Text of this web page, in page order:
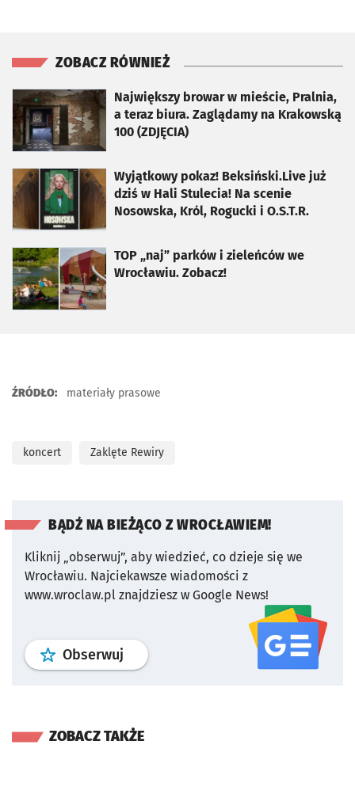
ZOBACZ RÓWNIEŻ
Największy browar w mieście, Pralnia,
a teraz biura. Zaglądamy na Krakowską
100 (ZDJĘCIA)
otworzy się w nowej karcie
Wyjątkowy pokaz! Beksiński.Live już
dziś w Hali Stulecia! Na scenie
Nosowska, Król, Rogucki i O.S.T.R.
otworzy się w nowej karcie
TOP „naj” parków i zieleńców we
Wrocławiu. Zobacz!
otworzy się w nowej karcie
ŹRÓDŁO: materiały prasowe
koncert Zaklęte Rewiry
BĄDŹ NA BIEŻĄCO Z WROCŁAWIEM!
Kliknij „obserwuj”, aby wiedzieć, co dzieje się we
Wrocławiu. Najciekawsze wiadomości z
www.wroclaw.pl znajdziesz w Google News!
Obserwuj profil serwisu
ZOBACZ TAKŻE